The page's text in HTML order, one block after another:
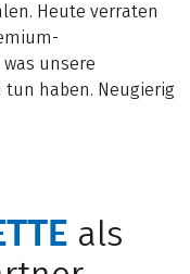
Heute verraten
unsere
tun haben. Neugierig
als